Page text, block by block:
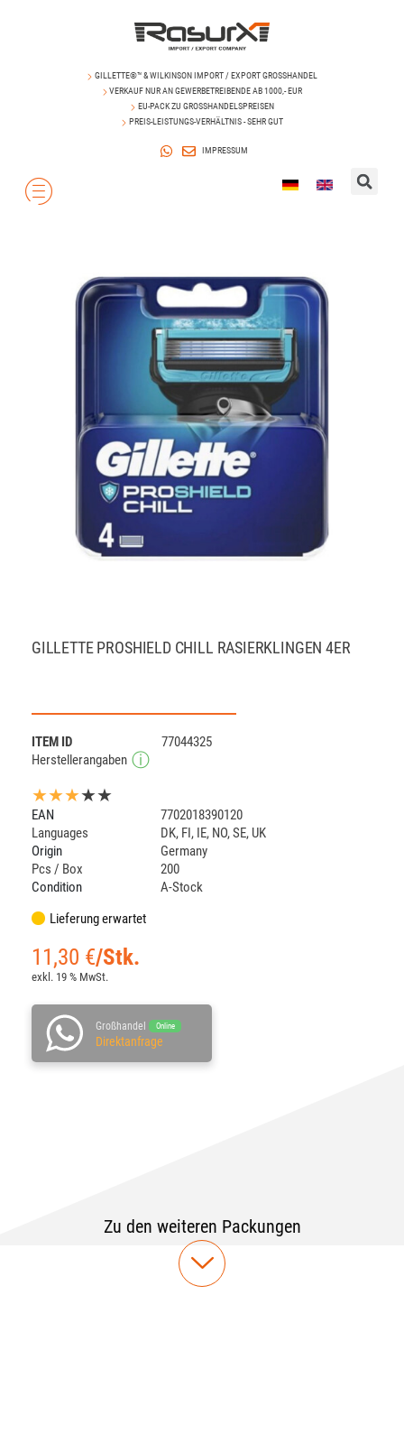
GILLETTE®™ & WILKINSON IMPORT / EXPORT GROSSHANDEL
VERKAUF NUR AN GEWERBETREIBENDE AB 1000,- EUR
EU-PACK ZU GROSSHANDELSPREISEN
PREIS-LEISTUNGS-VERHÄLTNIS - SEHR GUT
IMPRESSUM
GILLETTE PROSHIELD CHILL RASIERKLINGEN 4ER
ITEM ID
77044325
Herstellerangaben
★★★★★
EAN
7702018390120
Languages
DK, FI, IE, NO,SE, UK
Origin
Germany
Pcs / Box
200
Condition
A-Stock
Lieferung erwartet
11,30 €/Stk.
exkl. 19 % MwSt.
Großhandel Online
Direktanfrage
Zu den weiteren Packungen